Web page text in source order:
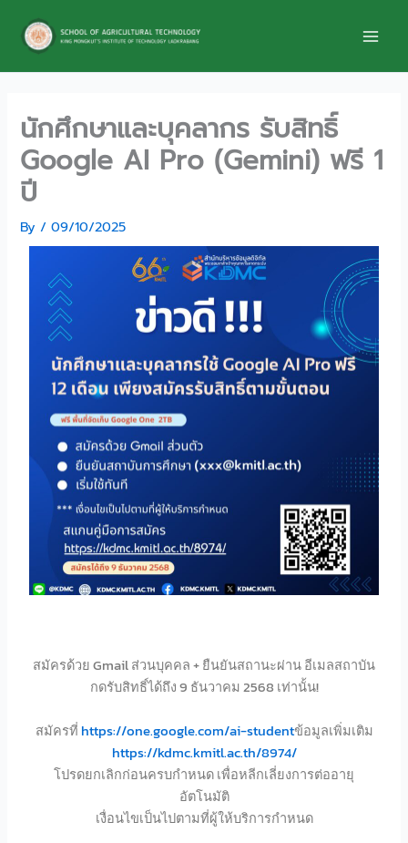
content
นักศึกษาและบุคลากร รับสิทธิ์
Google AI Pro (Gemini) ฟรี 1
ปี
By/09/10/2025
สมัครด้วย Gmail ส่วนบุคคล + ยืนยันสถานะผ่าน อีเมลสถาบัน
กดรับสิทธิ์ได้ถึง 9 ธันวาคม 2568 เท่านั้น!
สมัครที่ https://one.google.com/ai-studentข้อมูลเพิ่มเติม
https://kdmc.kmitl.ac.th/8974/
โปรดยกเลิกก่อนครบกำหนด เพื่อหลีกเลี่ยงการต่ออายุ
อัตโนมัติ
เงื่อนไขเป็นไปตามที่ผู้ให้บริการกำหนด